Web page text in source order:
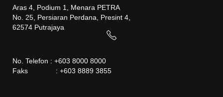
Aras 4, Podium 1, Menara PETRA
No. 25, Persiaran Perdana, Presint 4,
62574 Putrajaya
No. Telefon : +603 8000 8000
Faks : +603 8889 3855